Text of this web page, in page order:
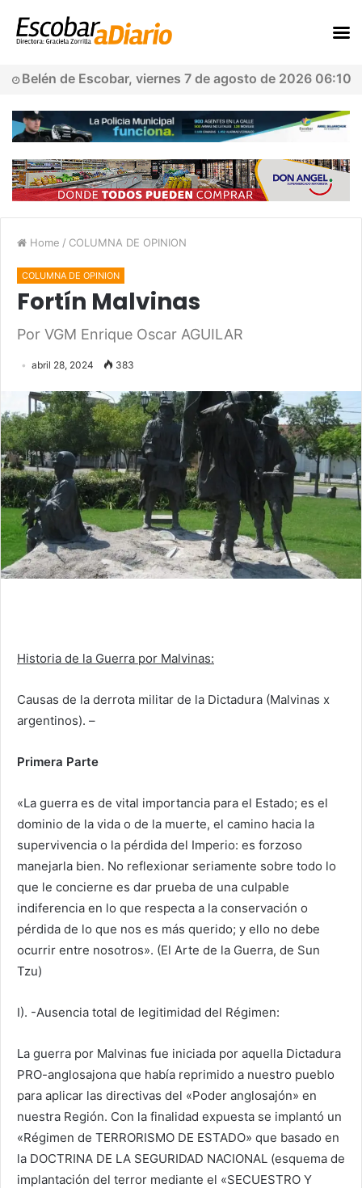
Belén de Escobar, viernes 7 de agosto de 2026 06:10
Home / COLUMNA DE OPINION
COLUMNA DE OPINION
Fortín Malvinas
Por VGM Enrique Oscar AGUILAR
abril 28, 2024 383
Historia de la Guerra por Malvinas:
Causas de la derrota militar de la Dictadura (Malvinas x
argentinos). –
Primera Parte
«La guerra es de vital importancia para el Estado; es el
dominio de la vida o de la muerte, el camino hacia la
supervivencia o la pérdida del Imperio: es forzoso
manejarla bien. No reflexionar seriamente sobre todo lo
que le concierne es dar prueba de una culpable
indiferencia en lo que respecta a la conservación o
pérdida de lo que nos es más querido; y ello no debe
ocurrir entre nosotros». (El Arte de la Guerra, de Sun
Tzu)
I). -Ausencia total de legitimidad del Régimen:
La guerra por Malvinas fue iniciada por aquella Dictadura
PRO-anglosajona que había reprimido a nuestro pueblo
para aplicar las directivas del «Poder anglosajón» en
nuestra Región. Con la finalidad expuesta se implantó un
«Régimen de TERRORISMO DE ESTADO» que basado en
la DOCTRINA DE LA SEGURIDAD NACIONAL (esquema de
implantación del terror mediante el «SECUESTRO Y